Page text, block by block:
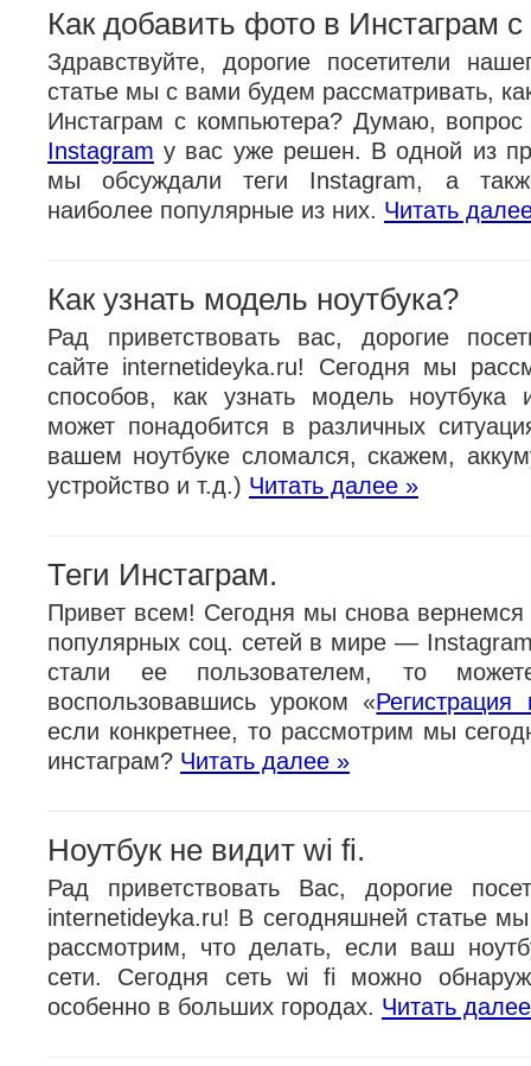
Как добавить фото в Инстаграм
Здравствуйте, дорогие посетители
статье мы с вами будем рассматривать,
Инстаграм с компьютера? Думаю,
Instagram у вас уже решен. В одной из
мы обсуждали теги Instagram, а
наиболее популярные из них. Читать
Как узнать модель ноутбука?
Рад приветствовать вас, дорогие
сайте internetideyka.ru! Сегодня мы
способов, как узнать модель ноутбука
может понадобится в различных
вашем ноутбуке сломался, скажем,
устройство и т.д.) Читать далее »
Теги Инстаграм.
Привет всем! Сегодня мы снова
популярных соц. сетей в мире —
стали ее пользователем, то
воспользовавшись уроком «
если конкретнее, то рассмотрим мы
инстаграм? Читать далее »
Ноутбук не видит wi fi.
Рад приветствовать Вас, дорогие
internetideyka.ru! В сегодняшней статье
рассмотрим, что делать, если ваш
сети. Сегодня сеть wi fi можно
особенно в больших городах. Читать